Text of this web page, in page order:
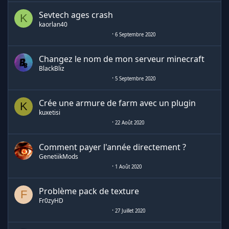
K Sevtech ages crash
kaorlan40
6 Septembre 2020
Changez le nom de mon serveur minecraft
BlackBliz
5 Septembre 2020
K Crée une armure de farm avec un plugin
kuxetisi
22 Août 2020
Comment payer l'année directement ?
GenetiikMods
1 Août 2020
F Problème pack de texture
Fr0zyHD
27 Juillet 2020